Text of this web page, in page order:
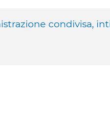
condivisa,